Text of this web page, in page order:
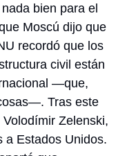
bien para el
Moscú dijo que
recordó que los
civil están
—que,
Tras este
Zelenski,
a Estados Unidos.